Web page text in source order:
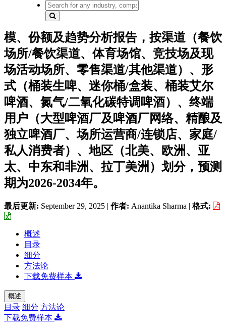
模、份额及趋势分析报告，按渠道（餐饮
场所/餐饮渠道、体育场馆、竞技场及现
场活动场所、零售渠道/其他渠道）、形
式（桶装生啤、迷你桶/盒装、桶装艾尔
啤酒、氮气/二氧化碳特调啤酒）、终端
用户（大型啤酒厂及啤酒厂网络、精酿及
独立啤酒厂、场所运营商/连锁店、家庭/
私人消费者）、地区（北美、欧洲、亚
太、中东和非洲、拉丁美洲）划分，预测
期为2026-2034年。
最后更新: September 29, 2025 | 作者: Anantika Sharma | 格式:
概述
目录
细分
方法论
下载免费样本
概述
目录 细分 方法论
下载免费样本